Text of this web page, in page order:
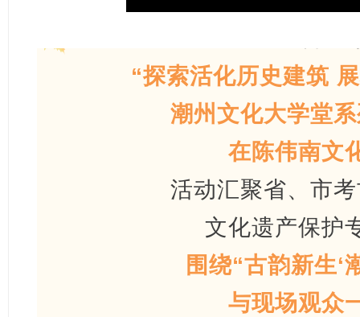
“探索活化历史建筑
潮州文化大学堂
在陈伟南文
活动汇聚省、市
文化遗产保护
围绕“古韵新生‘
与现场观众